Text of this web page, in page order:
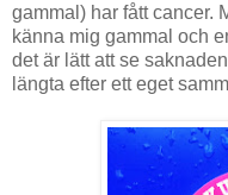
gammal) har fått cancer.
känna mig gammal och
det är lätt att se
längta efter ett eget